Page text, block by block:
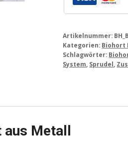
Artikelnummer:
Kategorien: Biohort
Schlagwörter:
System Sprudel
aus Metall